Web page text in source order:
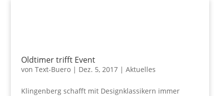
Oldtimer trifft Event
von Text-Buero| Dez. 5, 2017| Aktuelles
Klingenberg schafft mit Designklassikern immer